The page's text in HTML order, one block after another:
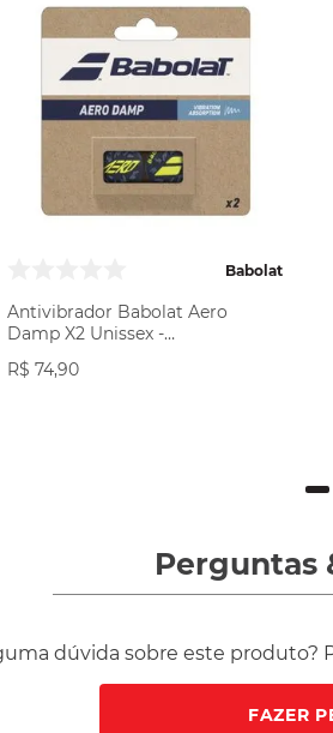
Babolat
Antivibrador Babolat Aero
Damp X2 Unissex -
Preto/Amarelo
R$ 74,90
Perguntas
dúvida sobre este produto?
FAZER